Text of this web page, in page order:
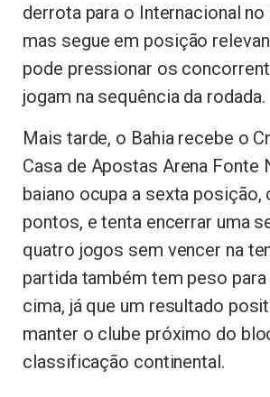
derrota para o Internacional
mas segue em posição
pode pressionar os
jogam na sequência da rodada.
Mais tarde, o Bahia recebe o
Casa de Apostas Arena Fonte
baiano ocupa a sexta posição,
pontos, e tenta encerrar uma
quatro jogos sem vencer na
partida também tem peso para
cima, já que um resultado
manter o clube próximo do
classificação continental.